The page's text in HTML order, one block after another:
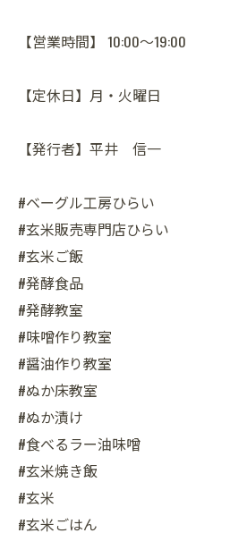
【営業時間】 10:00～19:00
【定休日】月・火曜日
【発行者】平井 信一
#ベーグル工房ひらい
#玄米販売専門店ひらい
#玄米ご飯
#発酵食品
#発酵教室
#味噌作り教室
#醤油作り教室
#ぬか床教室
#ぬか漬け
#食べるラー油味噌
#玄米焼き飯
#玄米
#玄米ごはん